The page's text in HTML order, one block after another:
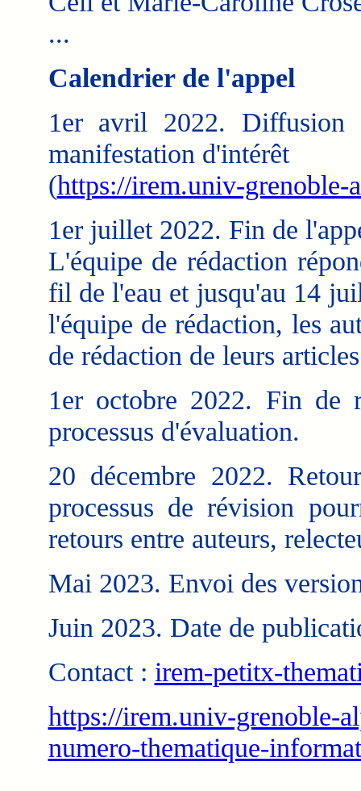
...
Calendrier de l'appel
1er avril 2022.
manifestation d'intérêt
(https://irem.univ-grenoble-
1er juillet 2022. Fin de
L'équipe de rédaction
fil de l'eau et jusqu'au 14
l'équipe de rédaction, les
de rédaction de leurs
1er octobre 2022. Fin de
processus d'évaluation.
20 décembre 2022.
processus de révision
retours entre auteurs,
Mai 2023. Envoi des
Juin 2023. Date de
Contact : irem-petitx-
https://irem.univ-grenoble-
numero-thematique-